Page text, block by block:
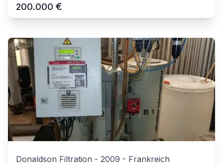
200.000 €
Donaldson Filtration - 2009 - Frankreich